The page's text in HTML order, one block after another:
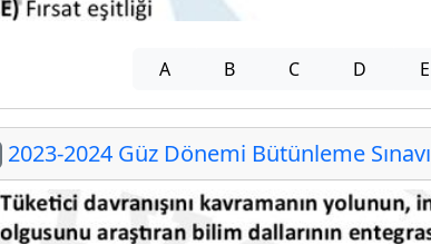
A B C D E
2023-2024 Güz Dönemi Bütünleme Sınavı